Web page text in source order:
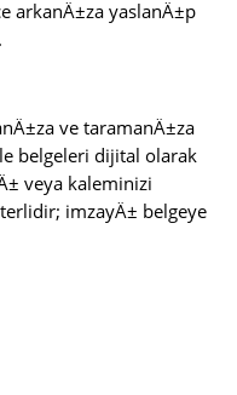
arkanÄ±za yaslanÄ±p
ve taramanÄ±za
belgeleri dijital olarak
veya kaleminizi
imzayÄ± belgeye